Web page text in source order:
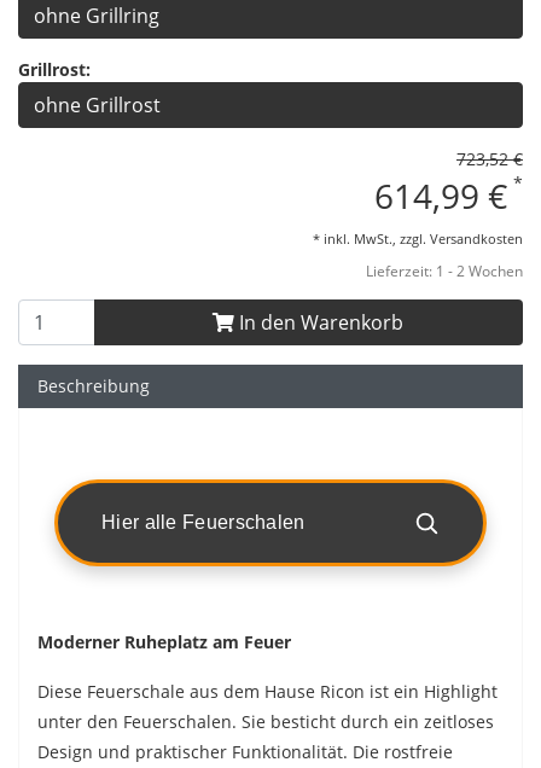
ohne Grillring
Grillrost:
ohne Grillrost
723,52 €
614,99 € *
* inkl. MwSt., zzgl. Versandkosten
Lieferzeit: 1 - 2 Wochen
In den Warenkorb
Beschreibung
Hier alle Feuerschalen
Moderner Ruheplatz am Feuer
Diese Feuerschale aus dem Hause Ricon ist ein Highlight
unter den Feuerschalen. Sie besticht durch ein zeitloses
Design und praktischer Funktionalität. Die rostfreie